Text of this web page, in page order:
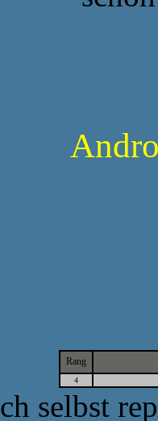
Rang
4
selbst